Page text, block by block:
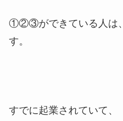
①②③ができている人は
す。
すでに起業されていて、